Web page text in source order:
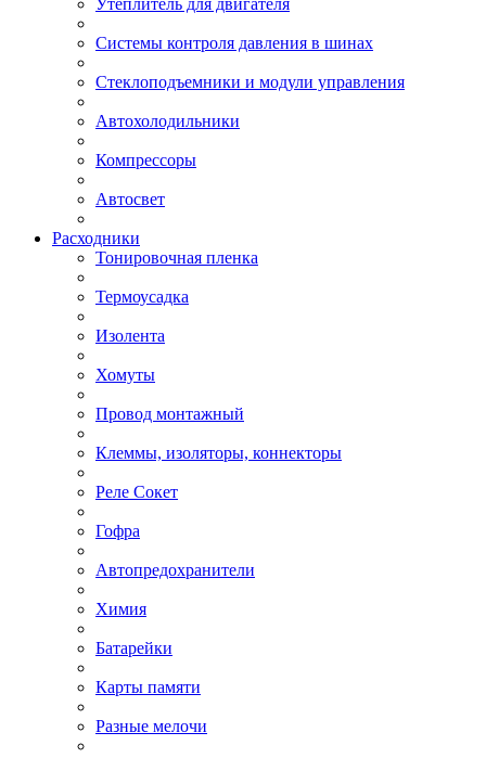
Утеплитель для двигателя
Системы контроля давления в шинах
Стеклоподъемники и модули управления
Автохолодильники
Компрессоры
Автосвет
Расходники
Тонировочная пленка
Термоусадка
Изолента
Хомуты
Провод монтажный
Клеммы, изоляторы, коннекторы
Реле Сокет
Гофра
Автопредохранители
Химия
Батарейки
Карты памяти
Разные мелочи